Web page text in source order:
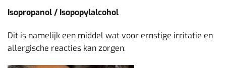
Isopropanol / Isopopylalcohol
Dit is namelijk een middel wat voor ernstige irritatie en
allergische reacties kan zorgen.